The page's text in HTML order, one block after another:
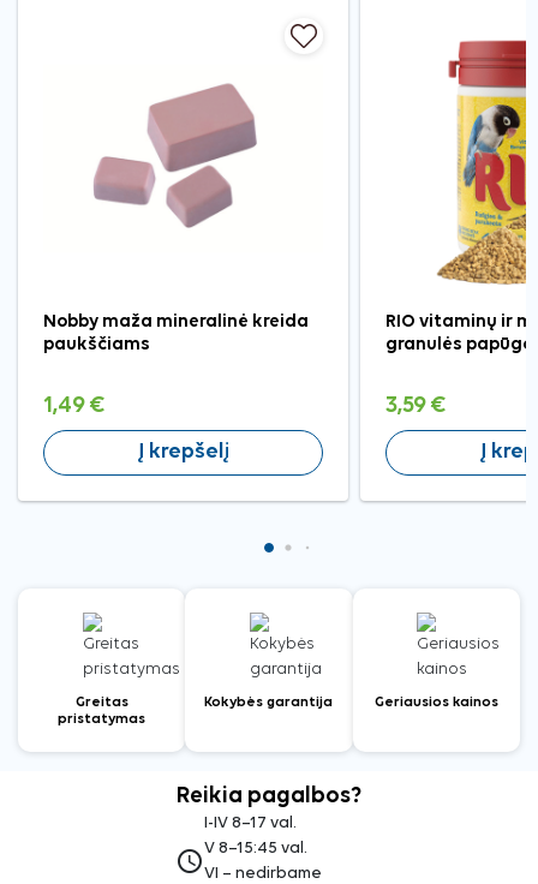
Nobby maža mineralinė kreida
paukščiams
1,49 €
Į krepšelį
RIO vitaminų ir
granulės
3,59 €
Į
Greitas
pristatymas
Kokybės garantija Geriausios kainos
Reikia pagalbos?
access_time
I-IV 8–17 val.
V 8–15:45 val.
VI – nedirbame